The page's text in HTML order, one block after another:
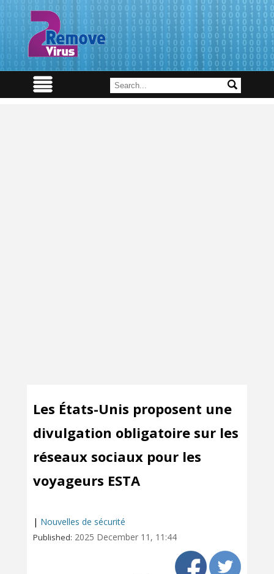
Les États-Unis proposent une
divulgation obligatoire sur les
réseaux sociaux pour les
voyageurs ESTA
| Nouvelles de sécurité
Published: 2025 December 11, 11:44